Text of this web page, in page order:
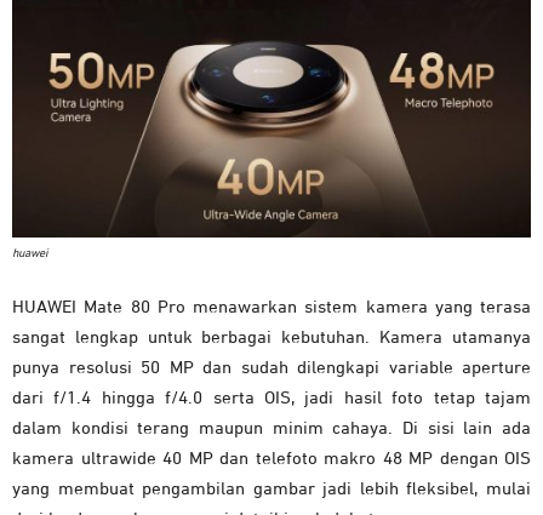
huawei
HUAWEI Mate 80 Pro menawarkan sistem kamera yang terasa
sangat lengkap untuk berbagai kebutuhan. Kamera utamanya
punya resolusi 50 MP dan sudah dilengkapi variable aperture
dari f/1.4 hingga f/4.0 serta OIS, jadi hasil foto tetap tajam
dalam kondisi terang maupun minim cahaya. Di sisi lain ada
kamera ultrawide 40 MP dan telefoto makro 48 MP dengan OIS
yang membuat pengambilan gambar jadi lebih fleksibel, mulai